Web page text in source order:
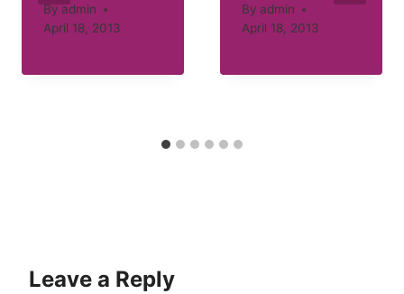
Byadmin
April 18, 2013
By admin
April 18, 2013
Leave a Reply